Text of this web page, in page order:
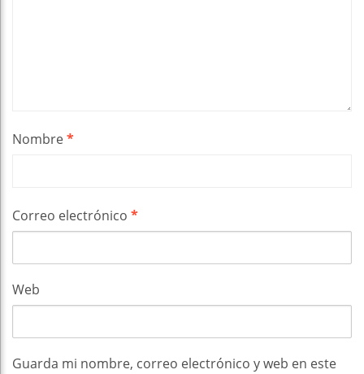
Nombre*
Correo electrónico *
Web
Guarda mi nombre, correo electrónico y web en este